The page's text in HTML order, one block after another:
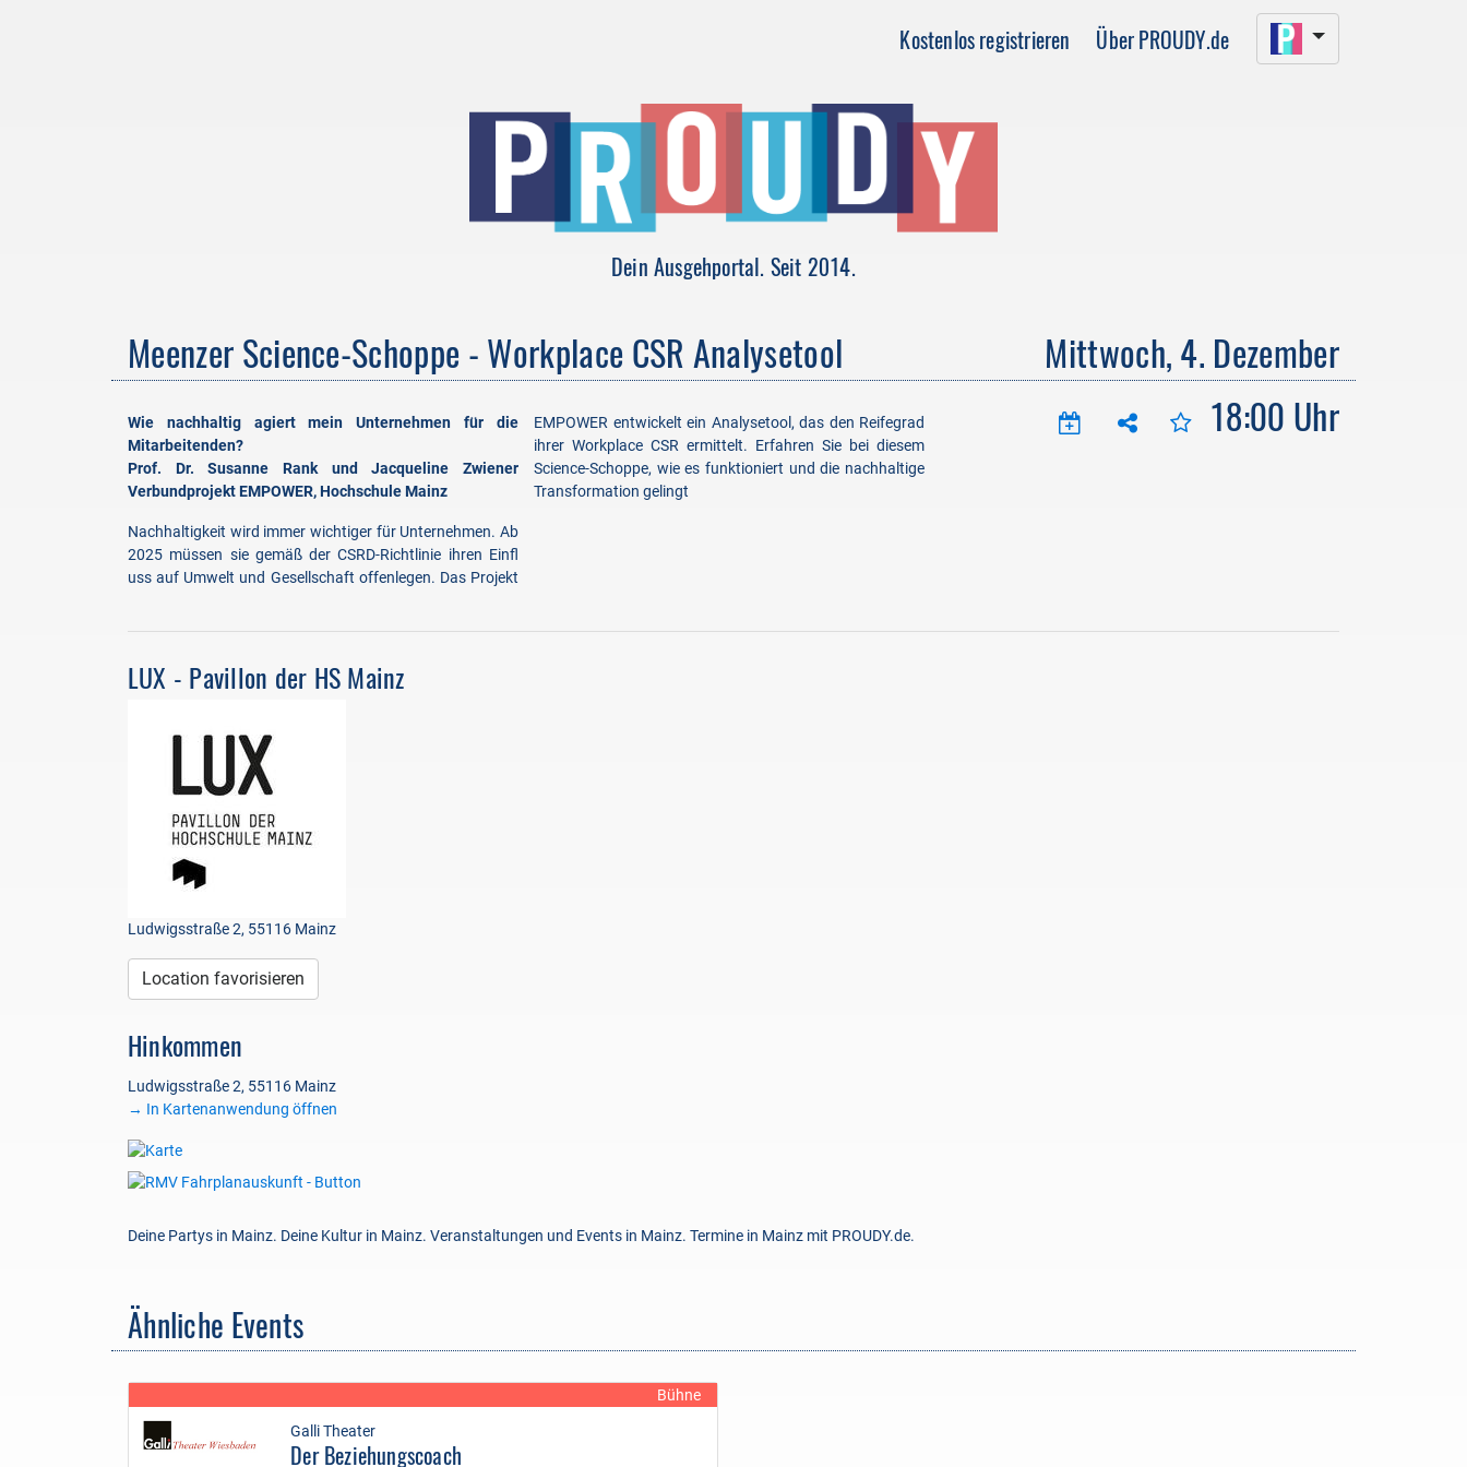
Kostenlos registrieren Über PROUDY.de
Dein Ausgehportal. Seit 2014.
Meenzer Science-Schoppe - Workplace CSR Analysetool Mittwoch, 4. Dezember
Wie nachhaltig agiert mein Unternehmen für die
Mitarbeitenden?
Prof. Dr. Susanne Rank und Jacqueline Zwiener
Verbundprojekt EMPOWER, Hochschule Mainz
Nachhaltigkeit wird immer wichtiger für Unternehmen. Ab
2025 müssen sie gemäß der CSRD-Richtlinie ihren Einfl
uss auf Umwelt und Gesellschaft offenlegen. Das Projekt
EMPOWER entwickelt ein Analysetool, das den Reifegrad
ihrer Workplace CSR ermittelt. Erfahren Sie bei diesem
Science-Schoppe, wie es funktioniert und die nachhaltige
Transformation gelingt
18:00 Uhr
LUX - Pavillon der HS Mainz
Ludwigsstraße 2, 55116 Mainz
Location favorisieren
Hinkommen
Ludwigsstraße 2, 55116 Mainz
→ In Kartenanwendung öffnen
Deine Partys in Mainz. Deine Kultur in Mainz. Veranstaltungen und Events in Mainz. Termine in Mainz mit PROUDY.de.
Ähnliche Events
Bühne
Galli Theater
Der Beziehungscoach